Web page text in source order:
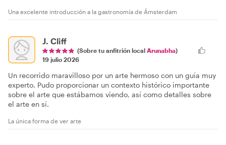
Una excelente introducción a la gastronomía de Ámsterdam
J. Cliff
(Sobre tu anfitrión local Arunabha)
19 julio 2026
Un recorrido maravilloso por un arte hermoso con un guía muy
experto. Pudo proporcionar un contexto histórico importante
sobre el arte que estábamos viendo, así como detalles sobre
el arte en sí.
La única forma de ver arte